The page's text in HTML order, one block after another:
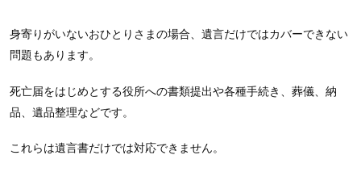
身寄りがいないおひとりさまの場合、遺言だけではカバーできない
問題もあります。
死亡届をはじめとする役所への書類提出や各種手続き、葬儀、納
品、遺品整理などです。
これらは遺言書だけでは対応できません。